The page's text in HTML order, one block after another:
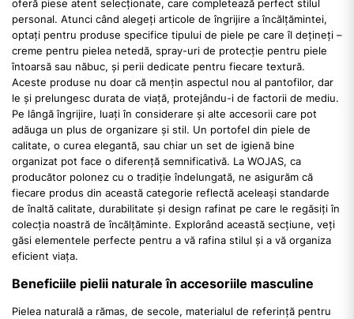
oferă piese atent selecționate, care completează perfect stilul
personal. Atunci când alegeți articole de îngrijire a încălțămintei,
optați pentru produse specifice tipului de piele pe care îl dețineți –
creme pentru pielea netedă, spray-uri de protecție pentru piele
întoarsă sau năbuc, și perii dedicate pentru fiecare textură.
Aceste produse nu doar că mențin aspectul nou al pantofilor, dar
le și prelungesc durata de viață, protejându-i de factorii de mediu.
Pe lângă îngrijire, luați în considerare și alte accesorii care pot
adăuga un plus de organizare și stil. Un portofel din piele de
calitate, o curea elegantă, sau chiar un set de igienă bine
organizat pot face o diferență semnificativă. La WOJAS, ca
producător polonez cu o tradiție îndelungată, ne asigurăm că
fiecare produs din această categorie reflectă aceleași standarde
de înaltă calitate, durabilitate și design rafinat pe care le regăsiți în
colecția noastră de încălțăminte. Explorând această secțiune, veți
găsi elementele perfecte pentru a vă rafina stilul și a vă organiza
eficient viața.
Beneficiile pielii naturale în accesoriile masculine
Pielea naturală a rămas, de secole, materialul de referință pentru